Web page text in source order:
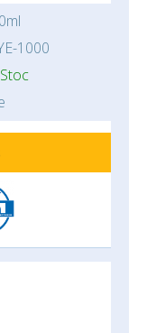
1000